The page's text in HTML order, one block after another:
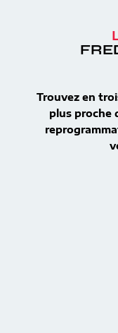
Trouvez en
plus proche